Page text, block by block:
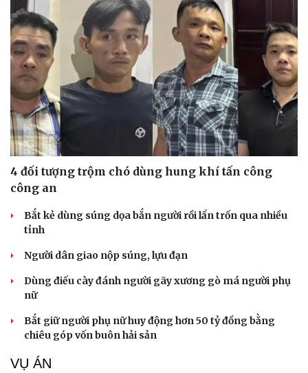
Cải chính
4 đối tượng trộm chó dùng hung khí tấn công
công an
Bắt kẻ dùng súng dọa bắn người rồi lẩn trốn qua nhiều
tỉnh
Người dân giao nộp súng, lựu đạn
Dùng điếu cày đánh người gãy xương gò má người phụ
nữ
Bắt giữ người phụ nữ huy động hơn 50 tỷ đồng bằng
chiêu góp vốn buôn hải sản
VỤ ÁN